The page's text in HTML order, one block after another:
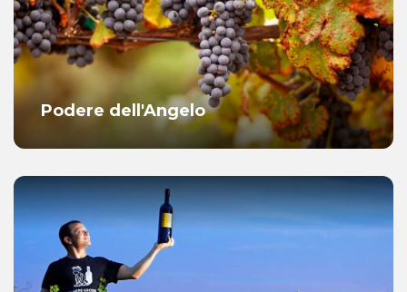
Podere dell'Angelo